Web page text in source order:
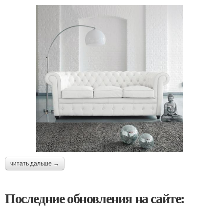
читать дальше →
Последние обновления на сайте: